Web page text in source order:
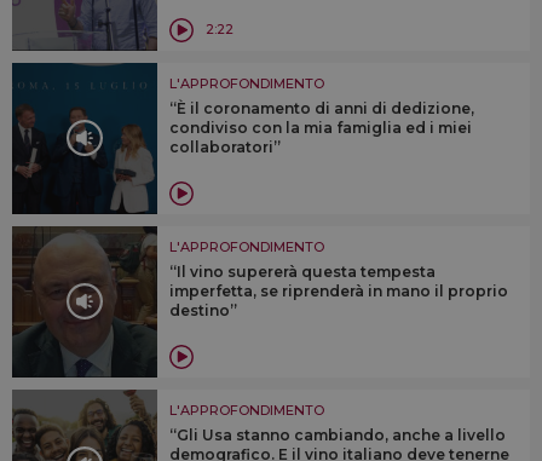
2:22
L'APPROFONDIMENTO
“È il coronamento di anni di dedizione,
condiviso con la mia famiglia ed i miei
collaboratori”
L'APPROFONDIMENTO
“Il vino supererà questa tempesta
imperfetta, se riprenderà in mano il proprio
destino”
L'APPROFONDIMENTO
“Gli Usa stanno cambiando, anche a livello
demografico. E il vino italiano deve tenerne